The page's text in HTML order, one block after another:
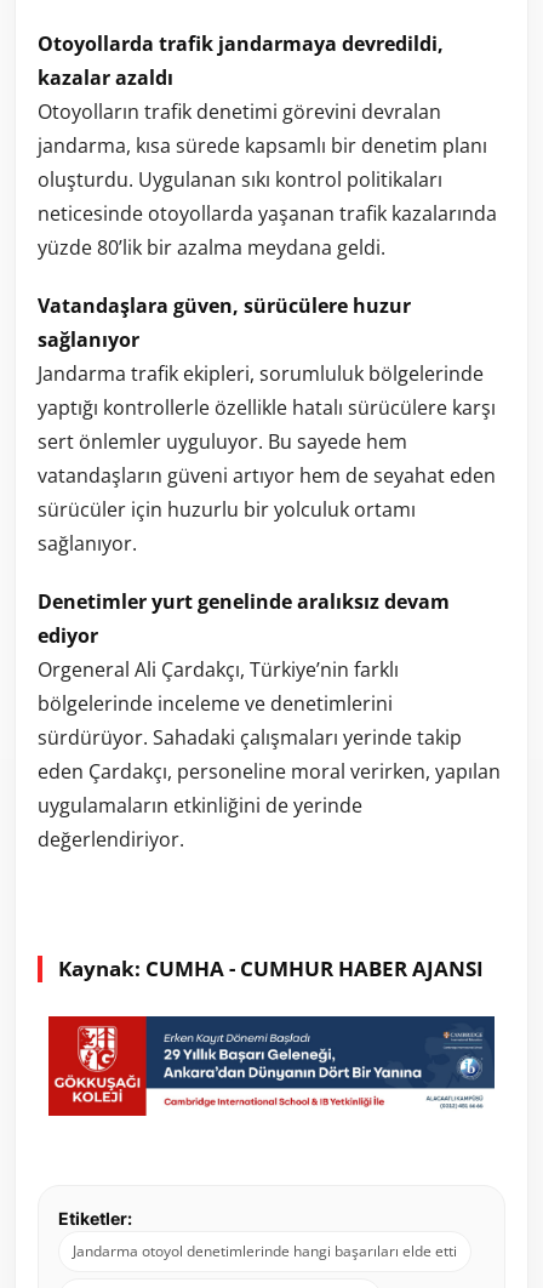
Otoyollarda trafik jandarmaya devredildi,
kazalar azaldı
Otoyolların trafik denetimi görevini devralan
jandarma, kısa sürede kapsamlı bir denetim planı
oluşturdu. Uygulanan sıkı kontrol politikaları
neticesinde otoyollarda yaşanan trafik kazalarında
yüzde 80’lik bir azalma meydana geldi.
Vatandaşlara güven, sürücülere huzur
sağlanıyor
Jandarma trafik ekipleri, sorumluluk bölgelerinde
yaptığı kontrollerle özellikle hatalı sürücülere karşı
sert önlemler uyguluyor. Bu sayede hem
vatandaşların güveni artıyor hem de seyahat eden
sürücüler için huzurlu bir yolculuk ortamı
sağlanıyor.
Denetimler yurt genelinde aralıksız devam
ediyor
Orgeneral Ali Çardakçı, Türkiye’nin farklı
bölgelerinde inceleme ve denetimlerini
sürdürüyor. Sahadaki çalışmaları yerinde takip
eden Çardakçı, personeline moral verirken, yapılan
uygulamaların etkinliğini de yerinde
değerlendiriyor.
Kaynak: CUMHA - CUMHUR HABER AJANSI
Etiketler:
Jandarma otoyol denetimlerinde hangi başarıları elde etti